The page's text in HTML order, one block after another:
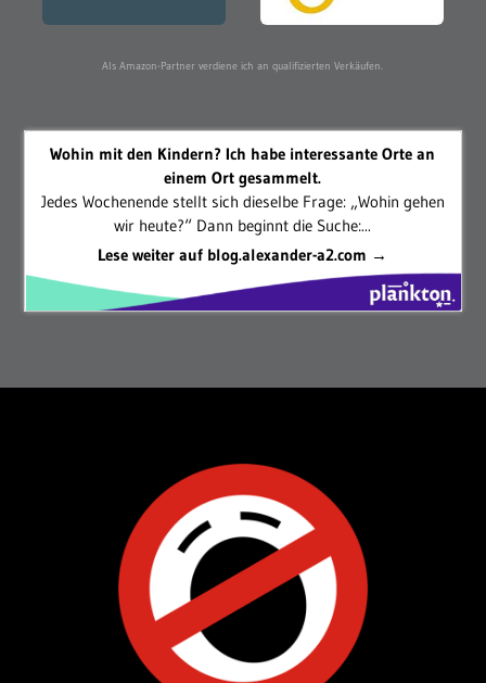
Als Amazon-Partner verdiene ich an qualifizierten Verkäufen.
Wohin mit den Kindern? Ich habe interessante Orte an
einem Ort gesammelt.
Jedes Wochenende stellt sich dieselbe Frage: „Wohin gehen
wir heute?“ Dann beginnt die Suche:...
Lese weiter auf blog.alexander-a2.com →